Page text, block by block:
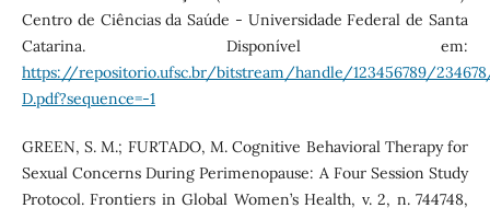
Centro de Ciências da Saúde - Universidade Federal de Santa
Catarina. Disponível em:
https://repositorio.ufsc.br/bitstream/handle/123456789/
D.pdf?sequence=-1
GREEN, S. M.; FURTADO, M. Cognitive Behavioral Therapy for
Sexual Concerns During Perimenopause: A Four Session Study
Protocol. Frontiers in Global Women’s Health, v. 2, n. 744748,